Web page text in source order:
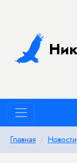
Главная Новости